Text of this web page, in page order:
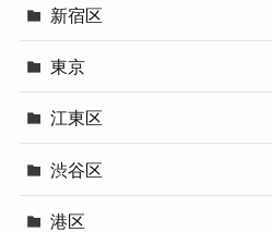
新宿区
東京
江東区
渋谷区
港区